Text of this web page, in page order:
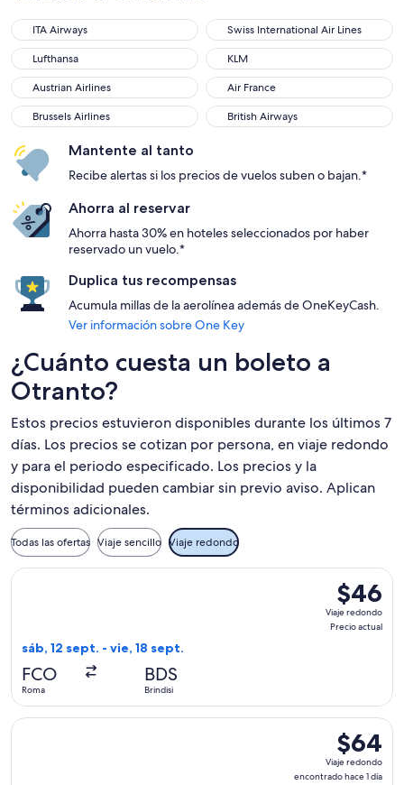
ITA Airways
ITA Airways Swiss International Air Lines
Swiss International Air Lines
Lufthansa
Lufthansa KLM
KLM
Austrian Airlines
Austrian Airlines Air France
Air France
Brussels Airlines
Brussels Airlines British Airways
British Airways
Mantente al tanto
Recibe alertas si los precios de vuelos suben o bajan.*
Ahorra al reservar
Ahorra hasta 30% en hoteles seleccionados por haber
reservado un vuelo.*
Duplica tus recompensas
Acumula millas de la aerolínea además de OneKeyCash.
Ver información sobre One Key
¿Cuánto cuesta un boleto a
Otranto?
Estos precios estuvieron disponibles durante los últimos 7
días. Los precios se cotizan por persona, en viaje redondo
y para el periodo especificado. Los precios y la
disponibilidad pueden cambiar sin previo aviso. Aplican
términos adicionales.
Todas las ofertas Viaje sencillo Viaje redondo
$46
Viaje
redondo,
$46
Viaje redondo
Precio actual
sáb, 12 sept. - vie, 18 sept.
FCO
Roma
BDS
Brindisi
Seleccionar vuelo de Ryanair, con salida el sáb, 12 sept.
$64
Viaje
redondo,
$64
Viaje redondo
encontrado hace 1 día
Seleccionar vuelo de easyJet, con salida el dom, 8 nov.